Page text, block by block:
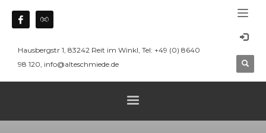
Hausbergstr 1, 83242 Reit im Winkl, Tel: +49 (0) 8640
98 120, info@alteschmiede.de